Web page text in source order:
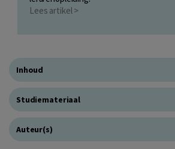
Lees artikel >
Inhoud
Studiemateriaal
Auteur(s)